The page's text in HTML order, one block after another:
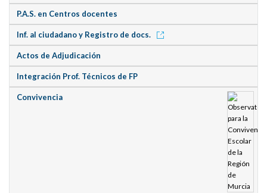
P.A.S. en Centros docentes
Inf. al ciudadano y Registro de docs.
Actos de Adjudicación
Integración Prof. Técnicos de FP
Convivencia